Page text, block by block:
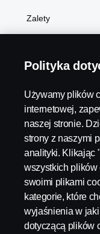
Zalety
Warunki i zasady
Ustawienie
Polityka
Używamy plików
internetowej,
naszej stronie.
strony z naszymi
analityki. Klikając
wszystkich plików
swoimi plikami
kategorie, które
wyjaśnienia w
dotyczącą plików